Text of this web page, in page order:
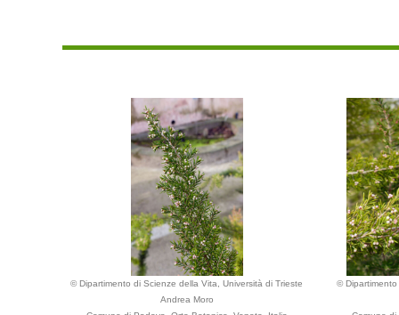
© Dipartimento di Scienze della Vita, Università di Trieste
Andrea Moro
©